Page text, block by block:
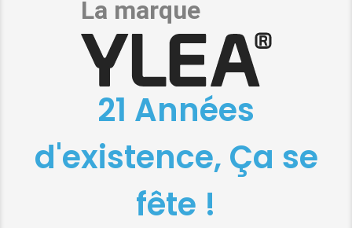
21 Années
d'existence, Ça se
fête !